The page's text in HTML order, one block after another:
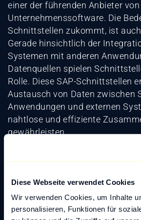
Diese Webseite verwendet Cookies
Wir verwenden Cookies, um Inhalte
personalisieren, Funktionen für
einer der führenden Anbieter von
Unternehmenssoftware. Die
Schnittstellen zukommt, ist
Gerade hinsichtlich der
Systemen mit anderen
Datenquellen spielen
Rolle. Diese SAP-Schnittstellen
Austausch von Daten zwischen
Anwendungen und externen
nahtlose und effiziente
gewährleisten.
Beispielhafte SAP-
SAP PI/PO (Process
Orchestration)